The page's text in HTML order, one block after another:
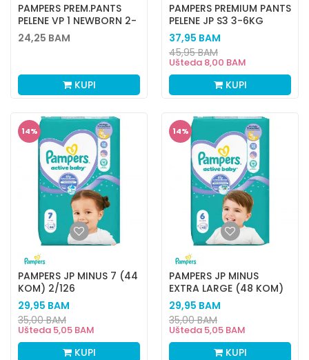
PAMPERS PREM.PANTS
PELENE VP 1 NEWBORN 2-
5KG 50KOM
24,25 BAM
KUPI
PAMPERS PREMIUM PANTS
PELENE JP S3 3-6KG
78KOM
37,95 BAM
Ušteda 8,00 BAM
45,95BAM
KUPI
14%
PAMPERS JP MINUS 7 (44
KOM) 2/126
29,95 BAM
Ušteda 5,05 BAM
35,00BAM
KUPI
14%
PAMPERS JP MINUS
EXTRA LARGE (48 KOM)
3/126
29,95 BAM
Ušteda 5,05 BAM
35,00BAM
KUPI